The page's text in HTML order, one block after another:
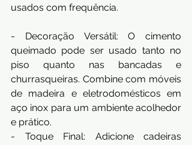
usados com frequência.
- Decoração Versátil: O cimento
queimado pode ser usado tanto no
piso quanto nas bancadas e
churrasqueiras. Combine com móveis
de madeira e eletrodomésticos em
aço inox para um ambiente acolhedor
e prático.
- Toque Final: Adicione cadeiras